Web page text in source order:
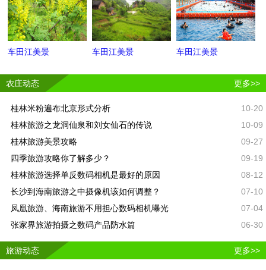
车田江美景 车田江美景 车田江美景
农庄动态 更多>>
桂林米粉遍布北京形式分析
10-20
桂林旅游之龙洞仙泉和刘女仙石的传说
10-09
桂林旅游美景攻略
09-27
四季旅游攻略你了解多少？
09-19
桂林旅游选择单反数码相机是最好的原因
08-12
长沙到海南旅游之中摄像机该如何调整？
07-10
凤凰旅游、海南旅游不用担心数码相机曝光
07-04
张家界旅游拍摄之数码产品防水篇
06-30
旅游动态 更多>>